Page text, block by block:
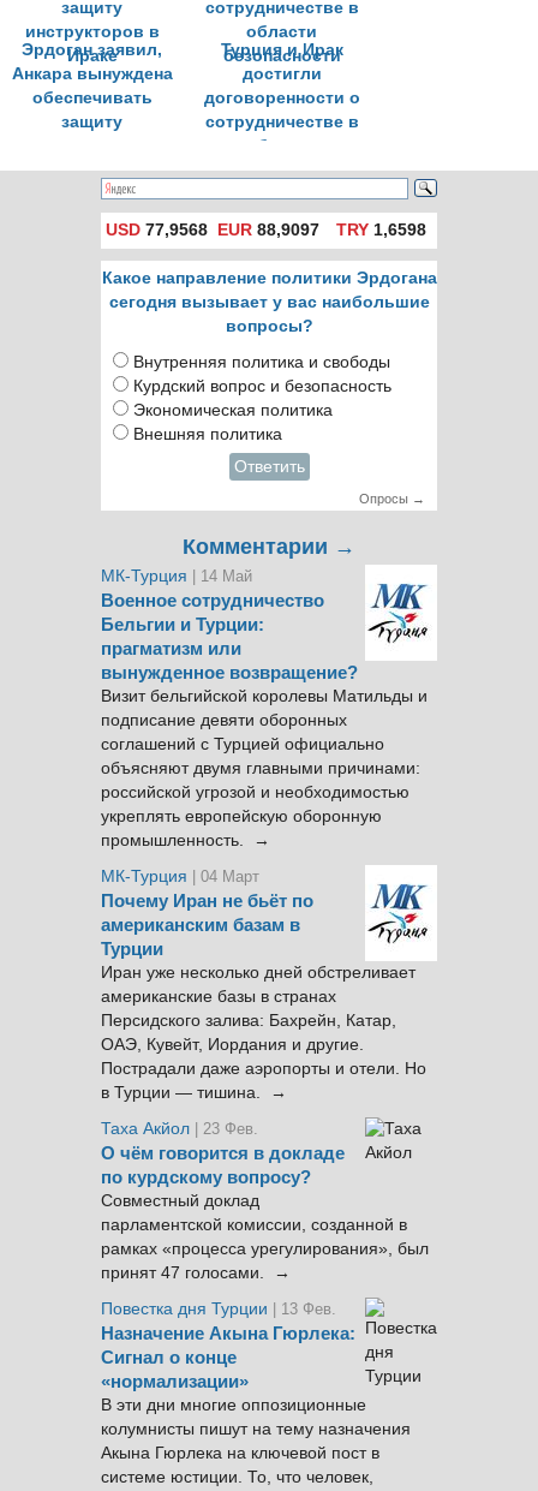
Эрдоган заявил,
Анкара вынуждена
обеспечивать
защиту
Ираке
Турция и Ирак
достигли
договоренности о
сотрудничестве в
области
безопасности
USD 77,9568 EUR 88,9097 TRY1,6598
Какое направление политики Эрдогана
сегодня вызывает у вас наибольшие
вопросы?
Внутренняя политика и свободы
Курдский вопрос и безопасность
Экономическая политика
Внешняя политика
Ответить
Опросы →
Комментарии →
МК-Турция | 14 Май
Военное сотрудничество
Бельгии и Турции:
прагматизм или
вынужденное возвращение?
Визит бельгийской королевы Матильды и
подписание девяти оборонных
соглашений с Турцией официально
объясняют двумя главными причинами:
российской угрозой и необходимостью
укреплять европейскую оборонную
промышленность. →
МК-Турция
| 04 Март
Почему Иран не бьёт по
американским базам в
Турции
Иран уже несколько дней обстреливает
американские базы в странах
Персидского залива: Бахрейн, Катар,
ОАЭ, Кувейт, Иордания и другие.
Пострадали даже аэропорты и отели. Но
в Турции — тишина. →
Таха Акйол | 23 Фев.
О чём говорится в докладе
по курдскому вопросу?
Совместный доклад
парламентской комиссии, созданной в
рамках «процесса урегулирования», был
принят 47 голосами. →
Повестка дня Турции
| 13 Фев.
Назначение Акына Гюрлека:
Сигнал о конце
«нормализации»
В эти дни многие оппозиционные
колумнисты пишут на тему назначения
Акына Гюрлека на ключевой пост в
системе юстиции. То, что человек,